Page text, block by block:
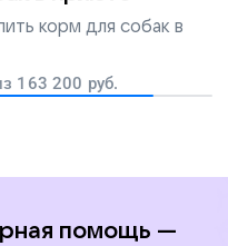
корм для собак в
163 200 руб.
помощь —